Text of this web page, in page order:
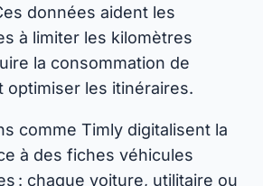
données aident les
à limiter les kilomètres
la consommation de
optimiser les itinéraires.
comme Timly digitalisent la
à des fiches véhicules
: chaque voiture, utilitaire ou